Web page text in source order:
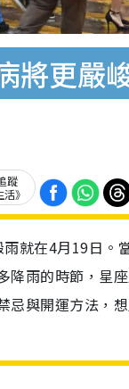
將更嚴
蹤
》
就在4月19日。
降雨的時節，星
忌與開運方法，